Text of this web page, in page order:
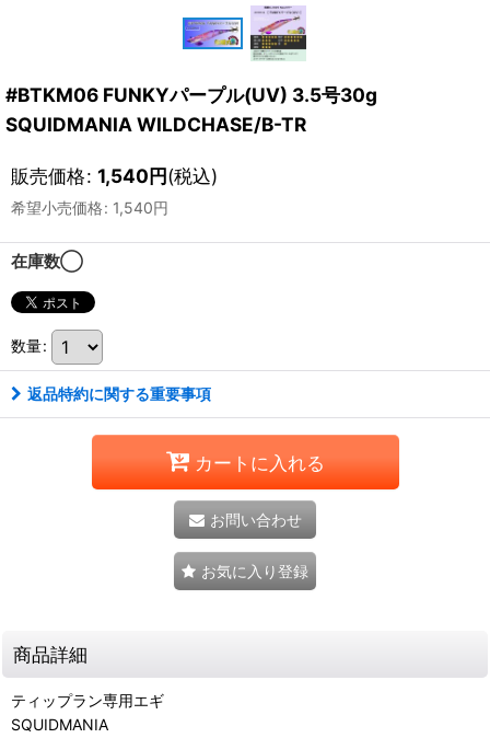
#BTKM06 FUNKYパープル(UV) 3.5号30g
SQUIDMANIA WILDCHASE/B-TR
販売価格: 1,540円(税込)
希望小売価格: 1,540円
在庫数◯
数量:
返品特約に関する重要事項
カートに入れる
お問い合わせ
お気に入り登録
商品詳細
ティップラン専用エギ
SQUIDMANIA